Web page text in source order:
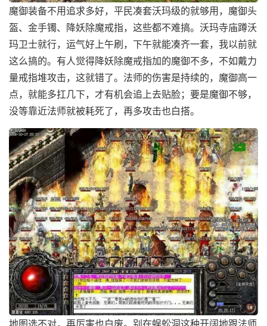
魔御装备不用追求多好，平民凑套沃玛级的就够用，魔御头
盔、金手镯、降妖除魔戒指，这些都不难搞。沃玛寺庙蹲沃
玛卫士就行，运气好上午刷，下午就能凑齐一套，我以前就
这么搞的。有人觉得降妖除魔戒指加的魔御不多，不如戴力
量戒指堆攻击，这就错了。法师的伤害是持续的，魔御高一
点，就能多扛几下，才有机会追上去贴脸；要是魔御不够，
没等靠近法师就被耗死了，再多攻击也白搭。
地图选不对，再厉害也白废。别在蜈蚣洞这种开阔地跟法师